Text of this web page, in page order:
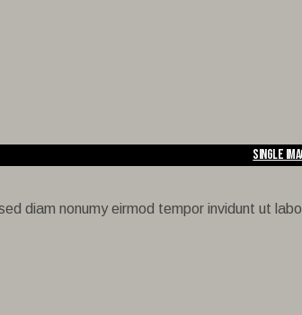
Single
diam nonumy eirmod tempor invidunt ut